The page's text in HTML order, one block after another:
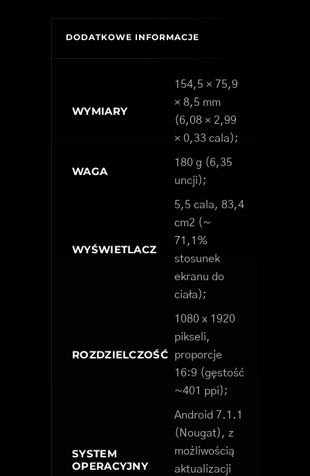
DODATKOWE INFORMACJE
WYMIARY
154,5 × 75,9
× 8,5 mm
(6,08 × 2,99
× 0,33 cala);
WAGA
180 g (6,35
uncji);
WYŚWIETLACZ
5,5 cala, 83,4
cm2 (~
71,1%
stosunek
ekranu do
ciała);
ROZDZIELCZOŚĆ
1080 x 1920
pikseli,
proporcje
16:9 (gęstość
~401 ppi);
SYSTEM
OPERACYJNY
Android 7.1.1
(Nougat), z
możliwością
aktualizacji